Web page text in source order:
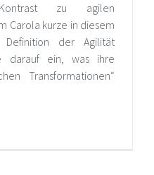
zu agilen
Carola kurze in diesem
der Agilität
darauf ein, was ihre
Transformationen“